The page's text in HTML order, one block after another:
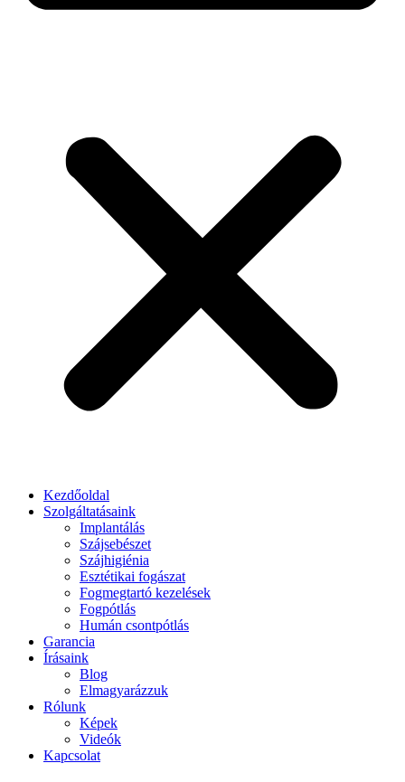
Kezdőoldal
Szolgáltatásaink
Implantálás
Szájsebészet
Szájhigiénia
Esztétikai fogászat
Fogmegtartó kezelések
Fogpótlás
Humán csontpótlás
Garancia
Írásaink
Blog
Elmagyarázzuk
Rólunk
Képek
Videók
Kapcsolat